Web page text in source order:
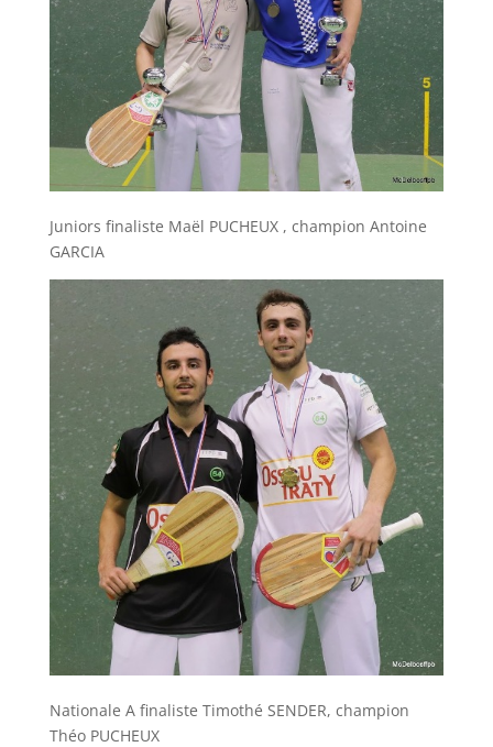
Juniors finaliste Maël PUCHEUX , champion Antoine
GARCIA
Nationale A finaliste Timothé SENDER, champion
Théo PUCHEUX